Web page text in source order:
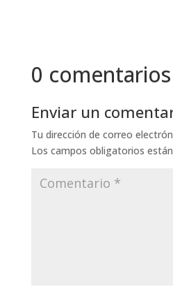
0 comentarios
Enviar un
Tu dirección de correo
Los campos obligatorios